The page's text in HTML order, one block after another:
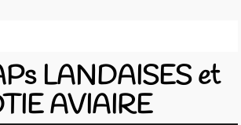
LANDAISES et
AVIAIRE